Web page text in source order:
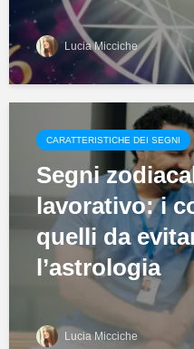
Lucia Micciche
CARATTERISTICHE DEI SEGNI
Segni
lavorativo: i
quelli da
l’astrologia
Lucia Micciche